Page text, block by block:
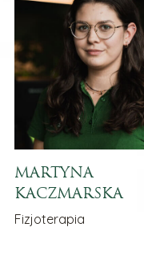
MARTYNA
KACZMARSKA
Fizjoterapia